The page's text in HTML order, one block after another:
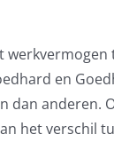
en
dan anderen.
het verschil